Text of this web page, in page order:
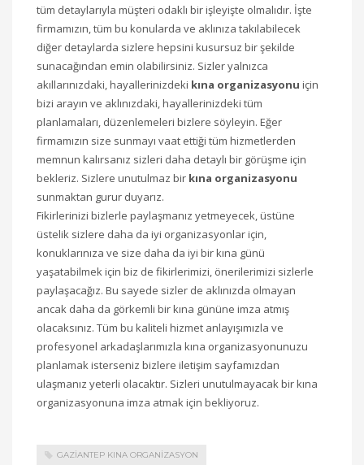
tüm detaylarıyla müşteri odaklı bir işleyişte olmalıdır. İşte
firmamızın, tüm bu konularda ve aklınıza takılabilecek
diğer detaylarda sizlere hepsini kusursuz bir şekilde
sunacağından emin olabilirsiniz. Sizler yalnızca
akıllarınızdaki, hayallerinizdeki kına organizasyonu için
bizi arayın ve aklınızdaki, hayallerinizdeki tüm
planlamaları, düzenlemeleri bizlere söyleyin. Eğer
firmamızın size sunmayı vaat ettiği tüm hizmetlerden
memnun kalırsanız sizleri daha detaylı bir görüşme için
bekleriz. Sizlere unutulmaz bir kına organizasyonu
sunmaktan gurur duyarız.
Fikirlerinizi bizlerle paylaşmanız yetmeyecek, üstüne
üstelik sizlere daha da iyi organizasyonlar için,
konuklarınıza ve size daha da iyi bir kına günü
yaşatabilmek için biz de fikirlerimizi, önerilerimizi sizlerle
paylaşacağız. Bu sayede sizler de aklınızda olmayan
ancak daha da görkemli bir kına gününe imza atmış
olacaksınız. Tüm bu kaliteli hizmet anlayışımızla ve
profesyonel arkadaşlarımızla kına organizasyonunuzu
planlamak isterseniz bizlere iletişim sayfamızdan
ulaşmanız yeterli olacaktır. Sizleri unutulmayacak bir kına
organizasyonuna imza atmak için bekliyoruz.
GAZIANTEP KINA ORGANIZASYON